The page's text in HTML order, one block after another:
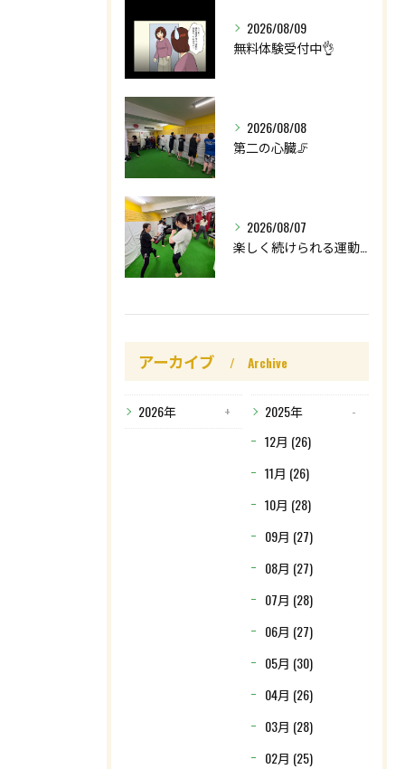
2026/08/09
無料体験受付中👌
2026/08/08
第二の心臓🦵
2026/08/07
アーカイブ Archive
2026年
2025年
12月 (26)
11月 (26)
10月 (28)
09月 (27)
08月 (27)
07月 (28)
06月 (27)
05月 (30)
04月 (26)
03月 (28)
02月 (25)